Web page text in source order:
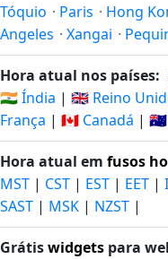
Tóquio · Paris · Hong
Angeles · Xangai ·
Hora atual nos países:
🇮🇳 Índia | 🇬🇧 Reino
França | 🇨🇦 Canadá |
Hora atual em fusos
MST | CST | EST | EET |
SAST | MSK | NZST |
Grátiswidgets para